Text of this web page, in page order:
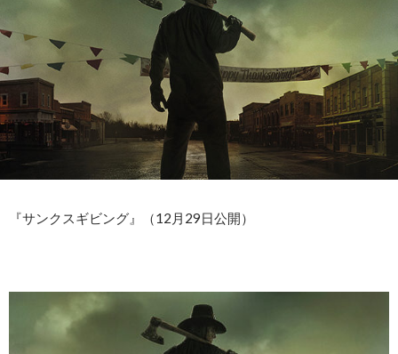
『サンクスギビング』（12月29日公開）